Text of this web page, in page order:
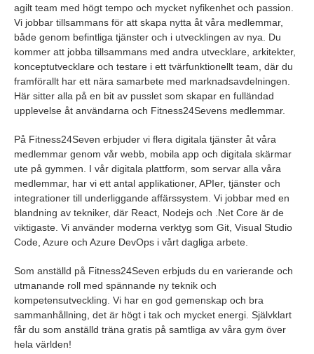
agilt team med högt tempo och mycket nyfikenhet och passion.
Vi jobbar tillsammans för att skapa nytta åt våra medlemmar,
både genom befintliga tjänster och i utvecklingen av nya. Du
kommer att jobba tillsammans med andra utvecklare, arkitekter,
konceptutvecklare och testare i ett tvärfunktionellt team, där du
framförallt har ett nära samarbete med marknadsavdelningen.
Här sitter alla på en bit av pusslet som skapar en fulländad
upplevelse åt användarna och Fitness24Sevens medlemmar.
På Fitness24Seven erbjuder vi flera digitala tjänster åt våra
medlemmar genom vår webb, mobila app och digitala skärmar
ute på gymmen. I vår digitala plattform, som servar alla våra
medlemmar, har vi ett antal applikationer, APIer, tjänster och
integrationer till underliggande affärssystem. Vi jobbar med en
blandning av tekniker, där React, Nodejs och .Net Core är de
viktigaste. Vi använder moderna verktyg som Git, Visual Studio
Code, Azure och Azure DevOps i vårt dagliga arbete.
Som anställd på Fitness24Seven erbjuds du en varierande och
utmanande roll med spännande ny teknik och
kompetensutveckling. Vi har en god gemenskap och bra
sammanhållning, det är högt i tak och mycket energi. Självklart
får du som anställd träna gratis på samtliga av våra gym över
hela världen!